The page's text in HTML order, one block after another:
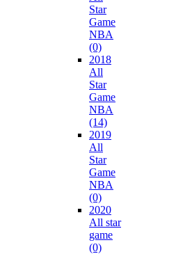
Star
Game
NBA
(0)
2018
All
Star
Game
NBA
(14)
2019
All
Star
Game
NBA
(0)
2020
All star
game
(0)